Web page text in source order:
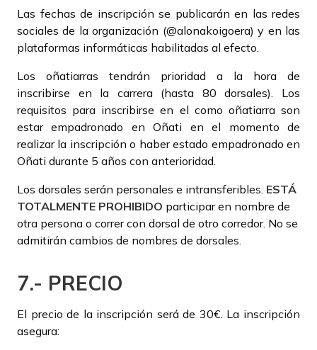
Las fechas de inscripción se publicarán en las redes
sociales de la organización (@alonakoigoera) y en las
plataformas informáticas habilitadas al efecto.
Los oñatiarras tendrán prioridad a la hora de
inscribirse en la carrera (hasta 80 dorsales). Los
requisitos para inscribirse en el como oñatiarra son
estar empadronado en Oñati en el momento de
realizar la inscripción o haber estado empadronado en
Oñati durante 5 años con anterioridad.
Los dorsales serán personales e intransferibles. ESTÁ
TOTALMENTE PROHIBIDO participar en nombre de
otra persona o correr con dorsal de otro corredor. No se
admitirán cambios de nombres de dorsales.
7.- PRECIO
El precio de la inscripción será de 30€. La inscripción
asegura: